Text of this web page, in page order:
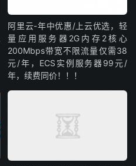
阿里云-年中优惠/上云优选，轻
量应用服务器2G内存2核心
200Mbps带宽不限流量仅需38
元/年，ECS实例服务器99元/
年，续费同价！！！